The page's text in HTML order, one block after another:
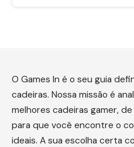
O Games In é o seu guia
cadeiras. Nossa missão é
melhores cadeiras gamer,
para que você encontre o
ideais. A sua escolha certa